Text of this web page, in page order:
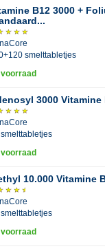
B12 3000 +
smelttabletjes
3000 Vitamine
10.000 Vitamine